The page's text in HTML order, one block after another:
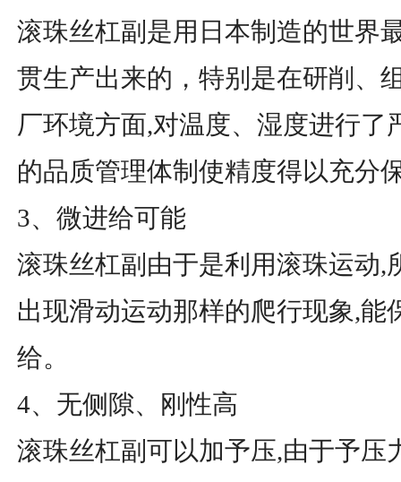
滚珠丝杠副是用日本制造的世界
贯生产出来的，特别是在研削、
厂环境方面,对温度、湿度进行了
的品质管理体制使精度得以充分
3、微进给可能
滚珠丝杠副由于是利用滚珠运动,
出现滑动运动那样的爬行现象,能
给。
4、无侧隙、刚性高
滚珠丝杠副可以加予压,由于予压